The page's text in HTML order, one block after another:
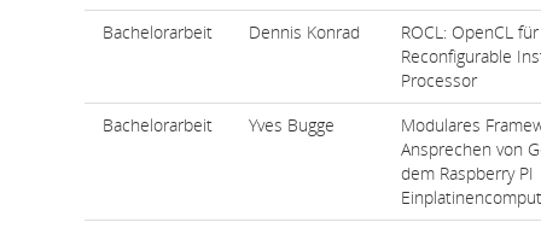
Bachelorarbeit
Dennis Konrad
ROCL: OpenCL
Reconfigurable
Processor
Bachelorarbeit
Yves Bugge
Modulares
Ansprechen von
dem Raspberry PI